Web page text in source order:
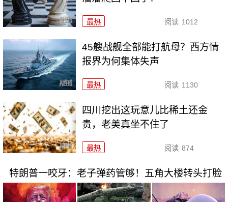
最热 阅读 1012
45艘战舰全部能打航母？西方情
报界为何集体失声
最热 阅读 1130
四川挖出这玩意儿比稀土还金
贵，老美真坐不住了
最热 阅读 874
特朗普一咬牙：老子弹药管够！五角大楼转头打脸